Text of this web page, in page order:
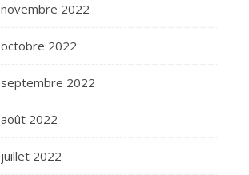
novembre 2022
octobre 2022
septembre 2022
août 2022
juillet 2022